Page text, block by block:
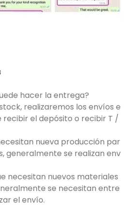
hacer la entrega?
realizaremos los envíos e
recibir el depósito o recibir T /
nueva producción par
generalmente se realizan env
necesitan nuevos materiales
se necesitan entre
el envío.